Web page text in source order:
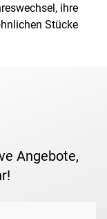
ihre
Stücke
Angebote,